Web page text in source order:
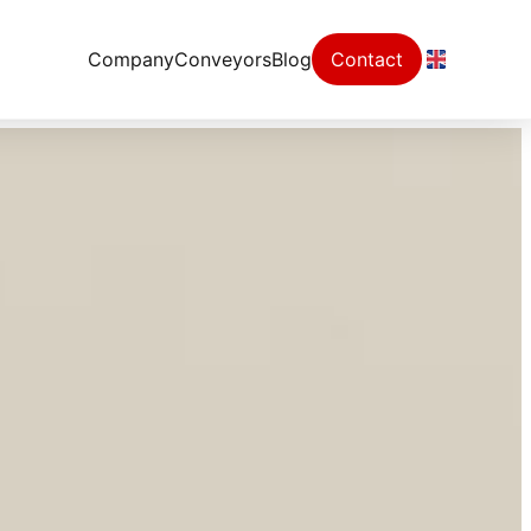
CompanyConveyorsBlog Contact